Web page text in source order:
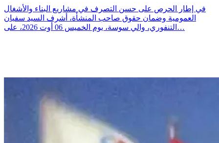
في إطار الحرص على حسن التصرف في مشاريع البناء والأشغال
العمومية وضمان حقوق صاحب المنشأة، أشرف السيد سفيان
التنفوري، والي سوسة، يوم الخميس 06 أوت 2026، على…